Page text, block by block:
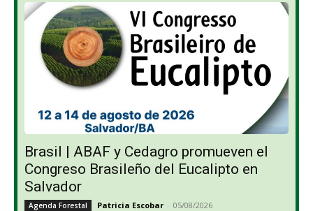
Brasil | ABAF y Cedagro promueven el
Congreso Brasileño del Eucalipto en
Salvador
Agenda Forestal Patricia Escobar - 05/08/2026